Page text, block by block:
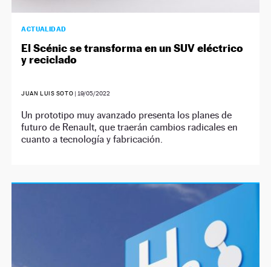
ACTUALIDAD
El Scénic se transforma en un SUV eléctrico
y reciclado
JUAN LUIS SOTO | 19/05/2022
Un prototipo muy avanzado presenta los planes de
futuro de Renault, que traerán cambios radicales en
cuanto a tecnología y fabricación.